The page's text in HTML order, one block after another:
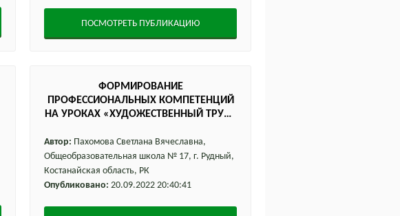
ПОСМОТРЕТЬ ПУБЛИКАЦИЮ
ФОРМИРОВАНИЕ
ПРОФЕССИОНАЛЬНЫХ КОМПЕТЕНЦИЙ
НА УРОКАХ «ХУДОЖЕСТВЕННЫЙ ТРУД»
ФОРМАТИВНОГО ОЦЕНИВАНИЯ
(ТЕОРЕТИЧЕСКИЙ АСПЕКТ)
Автор: Пахомова Светлана Вячеславна,
Общеобразовательная школа № 17, г. Рудный,
Костанайская область, РК
Опубликовано: 20.09.2022 20:40:41